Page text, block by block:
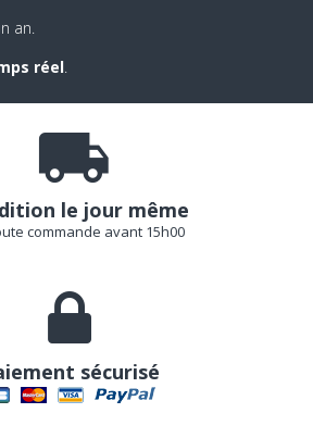
an.
réel.
le jour même
commande avant 15h00
sécurisé